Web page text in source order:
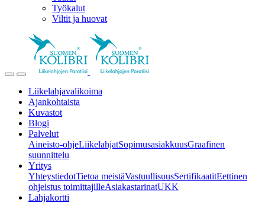
Työkalut
Viltit ja huovat
Liikelahjavalikoima
Ajankohtaista
Kuvastot
Blogi
Palvelut
Aineisto-ohjeLiikelahjatSopimusasiakkuusGraafinen
suunnittelu
Yritys
YhteystiedotTietoa meistäVastuullisuusSertifikaatitEettinen
ohjeistus toimittajilleAsiakastarinatUKK
Lahjakortti